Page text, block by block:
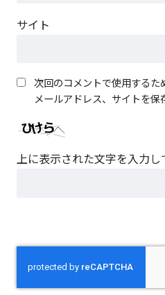
サイト
次回のコメントで使用するた
メールアドレス、サイトを保
上に表示された文字を入力し